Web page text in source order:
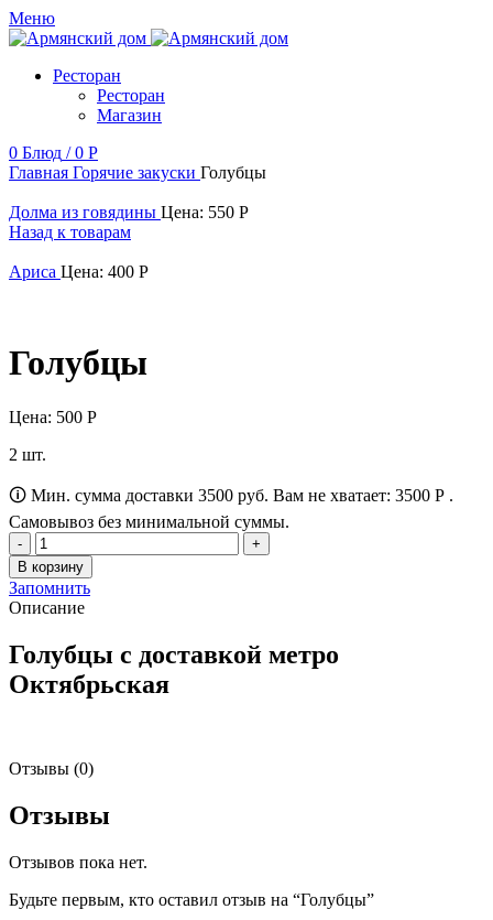
Меню
Ресторан
Ресторан
Магазин
0 Блюд / 0 Р
Главная Горячие закуски Голубцы
Долма из говядины Цена: 550 Р
Назад к товарам
Ариса Цена: 400 Р
Голубцы
Цена: 500 Р
2 шт.
🛈 Мин. сумма доставки 3500 руб. Вам не хватает: 3500 Р .
Самовывоз без минимальной суммы.
Количество
товара
Голубцы
В корзину
Запомнить
Описание
Голубцы с доставкой метро
Октябрьская
Отзывы (0)
Отзывы
Отзывов пока нет.
Будьте первым, кто оставил отзыв на “Голубцы”